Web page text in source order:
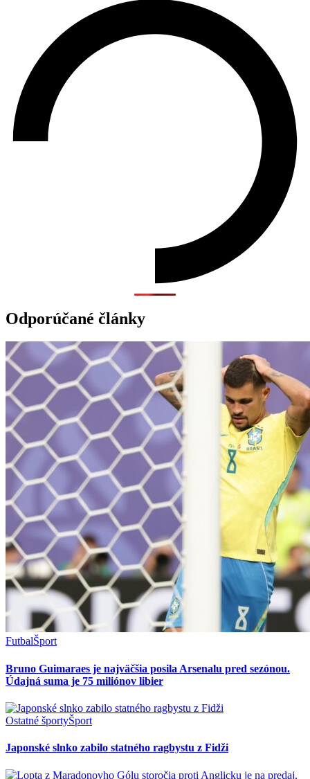
Odporúčané články
FutbalŠport
Bruno Guimaraes je najväčšia posila Arsenalu pred sezónou.
Údajná suma je 75 miliónov libier
Ostatné športyŠport
Japonské slnko zabilo statného ragbystu z Fidži